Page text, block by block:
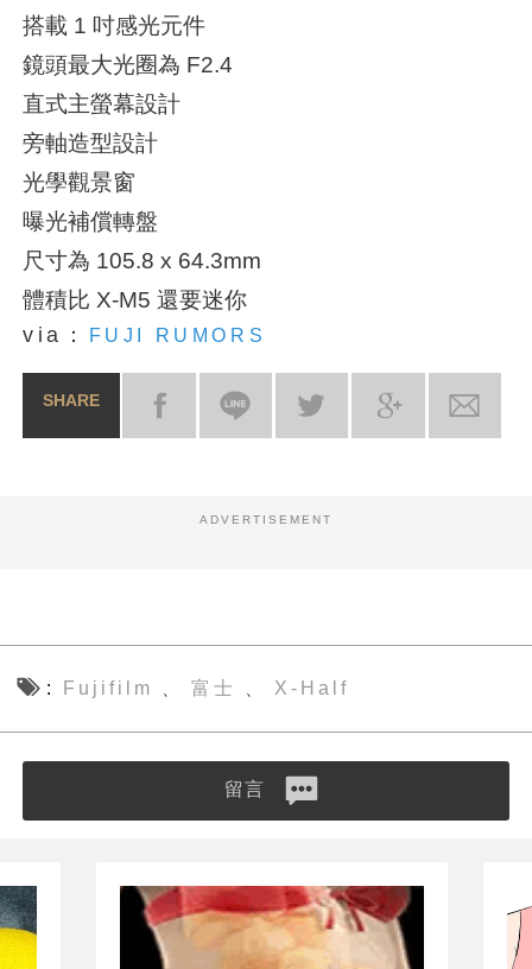
搭載 1 吋感光元件
鏡頭最大光圈為 F2.4
直式主螢幕設計
旁軸造型設計
光學觀景窗
曝光補償轉盤
尺寸為 105.8 x 64.3mm
體積比 X-M5 還要迷你
via： FUJI RUMORS
SHARE
ADVERTISEMENT
Fujifilm 、 富士 、 X-Half
留言